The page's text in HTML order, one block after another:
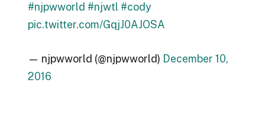
#njpwworld #njwtl #cody
pic.twitter.com/GqjJ0AJOSA
— njpwworld (@njpwworld) December 10,
2016